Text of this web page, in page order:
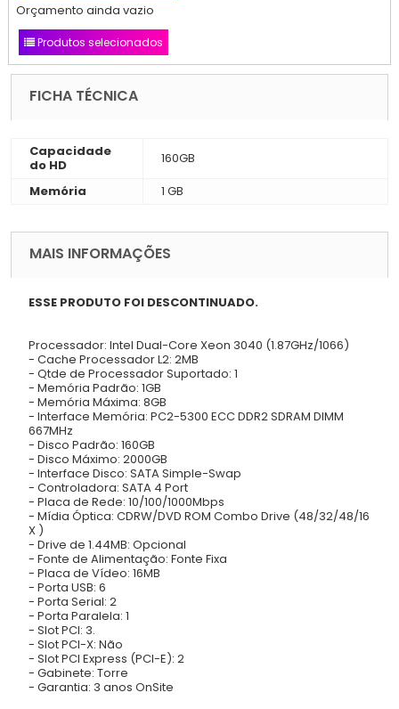
Orçamento ainda vazio
Produtos selecionados
FICHA TÉCNICA
Capacidade
do HD
160GB
Memória
1 GB
MAIS INFORMAÇÕES
ESSE PRODUTO FOI DESCONTINUADO.
Processador: Intel Dual-Core Xeon 3040 (1.87GHz/1066)
- Cache Processador L2: 2MB
- Qtde de Processador Suportado: 1
- Memória Padrão: 1GB
- Memória Máxima: 8GB
- Interface Memória: PC2-5300 ECC DDR2 SDRAM DIMM
667MHz
- Disco Padrão: 160GB
- Disco Máximo: 2000GB
- Interface Disco: SATA Simple-Swap
- Controladora: SATA 4 Port
- Placa de Rede: 10/100/1000Mbps
- Mídia Óptica: CDRW/DVD ROM Combo Drive (48/32/48/16
X )
- Drive de 1.44MB: Opcional
- Fonte de Alimentação: Fonte Fixa
- Placa de Vídeo: 16MB
- Porta USB: 6
- Porta Serial: 2
- Porta Paralela: 1
- Slot PCI: 3.
- Slot PCI-X: Não
- Slot PCI Express (PCI-E): 2
- Gabinete: Torre
- Garantia: 3 anos OnSite